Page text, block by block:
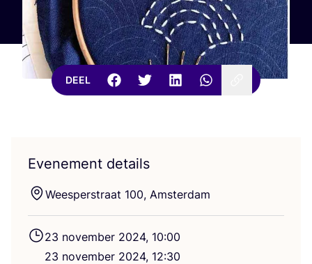
DEEL
Evenement details
Weesperstraat 100, Amsterdam
23 novem­ber 2024, 10:00
23 novem­ber 2024, 12:30